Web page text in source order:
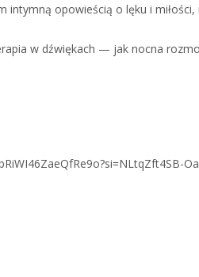
intymną opowieścią o lęku i
w dźwiękach — jak nocna